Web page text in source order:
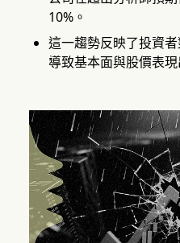
10%。
這一趨勢反映了投資
導致基本面與股價表現